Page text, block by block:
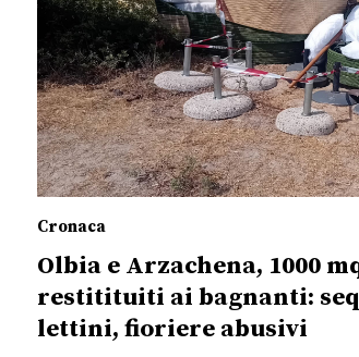
Cronaca
Olbia e Arzachena, 1000
restitituiti ai bagnanti:
lettini, fioriere abusivi